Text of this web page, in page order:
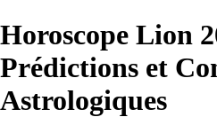
Horoscope Lion
Prédictions et
Astrologiques